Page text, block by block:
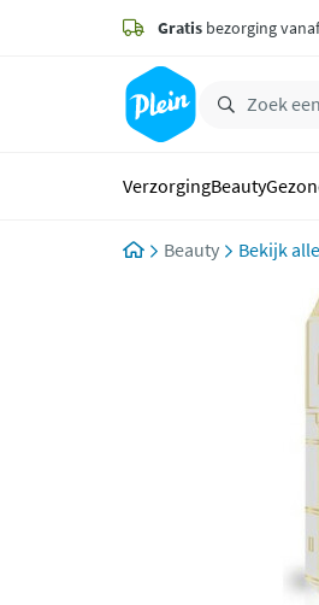
zoeken
hoofdinhoud
Gratis bezorging
VerzorgingBeauty
Beauty